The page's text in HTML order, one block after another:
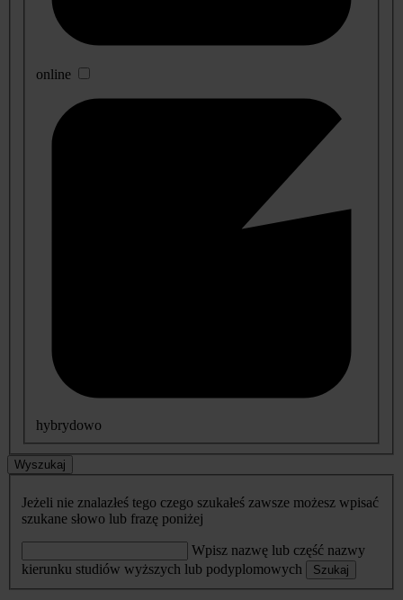
online
hybrydowo
Wyszukaj
Jeżeli nie znalazłeś tego czego szukałeś zawsze możesz wpisać
szukane słowo lub frazę poniżej
Wpisz nazwę lub część nazwy
kierunku studiów wyższych lub podyplomowych
Szukaj